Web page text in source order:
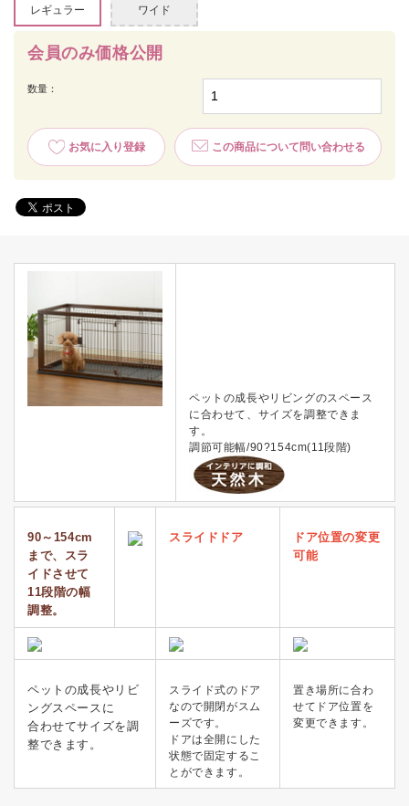
会員のみ価格公開
数量：
お気に入り登録 この商品について問い合わせる
レギュラー ワイド
ペットの成長やリビングのスペース
に合わせて、サイズを調整できま
す。
調節可能幅/90?154cm(11段階)
90～154cm
まで、スラ
イドさせて
11段階の幅
調整。
スライドドア
ドア位置の変更
可能
ペットの成長やリビ
ングスペースに
合わせてサイズを調
整できます。
スライド式のドア
なので開閉がスム
ーズです。
ドアは全開にした
状態で固定するこ
とができます。
置き場所に合わ
せてドア位置を
変更できます。